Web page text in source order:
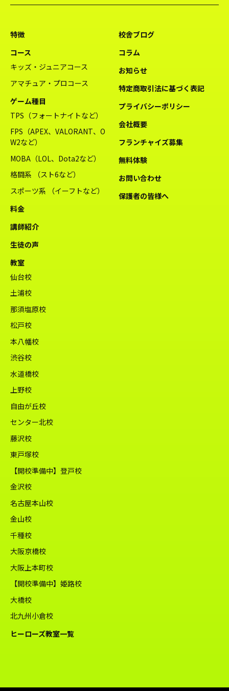
特徴
コース
キッズ・ジュニアコース
アマチュア・プロコース
ゲーム種目
TPS（フォートナイトなど）
FPS（APEX、VALORANT、O
W2など）
MOBA（LOL、Dota2など）
格闘系 （スト6など）
スポーツ系 （イーフトなど）
料金
講師紹介
生徒の声
教室
仙台校
土浦校
那須塩原校
松戸校
本八幡校
渋谷校
水道橋校
上野校
自由が丘校
センター北校
藤沢校
東戸塚校
【開校準備中】登戸校
金沢校
名古屋本山校
金山校
千種校
大阪京橋校
大阪上本町校
【開校準備中】姫路校
大橋校
北九州小倉校
ヒーローズ教室一覧
校舎ブログ
コラム
お知らせ
特定商取引法に基づく表記
プライバシーポリシー
会社概要
フランチャイズ募集
無料体験
お問い合わせ
保護者の皆様へ